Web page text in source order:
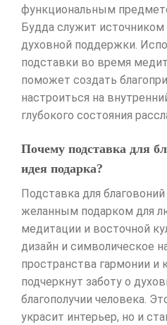
функциональным
Будда служит
духовной поддержки.
подставки во время
поможет создать
настроиться на
глубокого состояния
Почему подставка для
идея подарка?
Подставка для благовоний
желанным подарком для
медитации и восточной
дизайн и символическое
пространства гармонии и
подчеркнут заботу о
благополучии человека.
украсит интерьер, но и